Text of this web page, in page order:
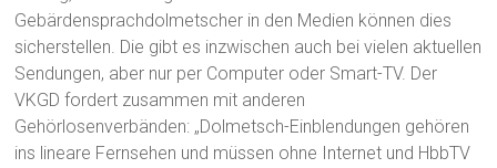
Gebärdensprachdolmetscher in den Medien können dies
sicherstellen. Die gibt es inzwischen auch bei vielen aktuellen
Sendungen, aber nur per Computer oder Smart-TV. Der
VKGD fordert zusammen mit anderen
Gehörlosenverbänden: „Dolmetsch-Einblendungen gehören
ins lineare Fernsehen und müssen ohne Internet und HbbTV